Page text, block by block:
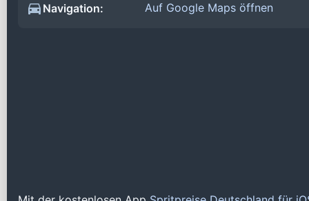
Navigation:
Auf Google Maps öffnen